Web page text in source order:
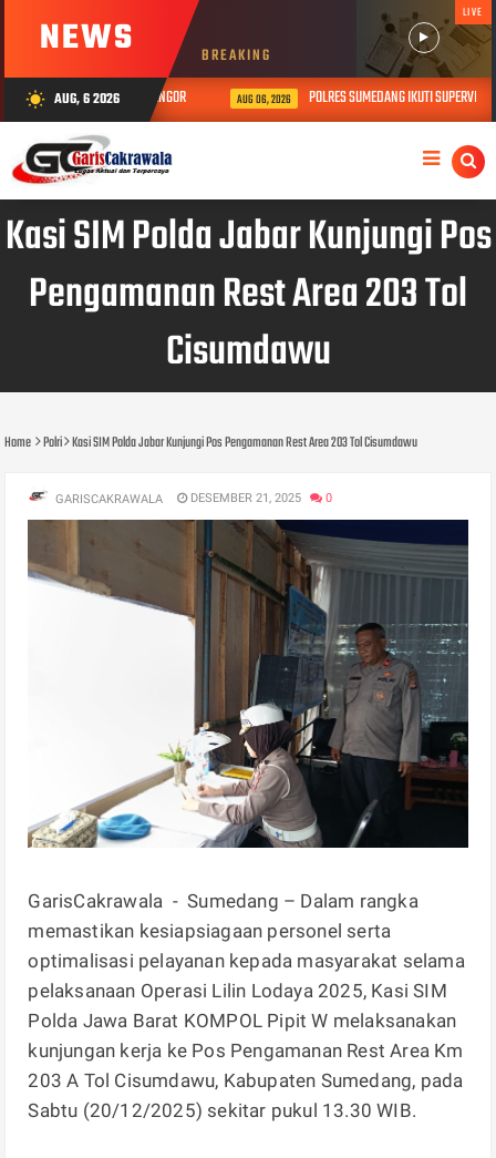
NEWS BREAKING
LIVE
wb_sunny AUG, 6 2026
KARA DI JATINANGOR AUG 06, 2026 POLRES SUMEDANG IKUTI SUPERVISI
Kasi SIM Polda Jabar Kunjungi Pos
Pengamanan Rest Area 203 Tol
Cisumdawu
Home Polri Kasi SIM Polda Jabar Kunjungi Pos Pengamanan Rest Area 203 Tol Cisumdawu
GARISCAKRAWALA DESEMBER 21, 2025 0
GarisCakrawala - Sumedang – Dalam rangka
memastikan kesiapsiagaan personel serta
optimalisasi pelayanan kepada masyarakat selama
pelaksanaan Operasi Lilin Lodaya 2025, Kasi SIM
Polda Jawa Barat KOMPOL Pipit W melaksanakan
kunjungan kerja ke Pos Pengamanan Rest Area Km
203 A Tol Cisumdawu, Kabupaten Sumedang, pada
Sabtu (20/12/2025) sekitar pukul 13.30 WIB.